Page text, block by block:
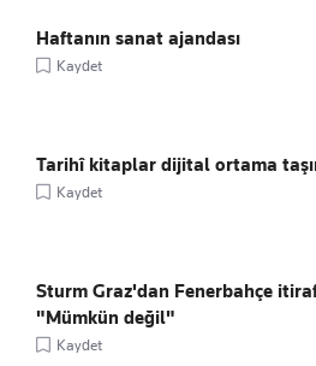
Haftanın sanat ajandası
Kaydet
Tarihî kitaplar dijital ortama
Kaydet
Sturm Graz'dan Fenerbahçe
"Mümkün değil"
Kaydet